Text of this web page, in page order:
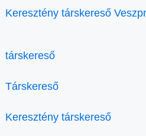
Keresztény társkereső
társkereső
Társkereső
Keresztény társkereső